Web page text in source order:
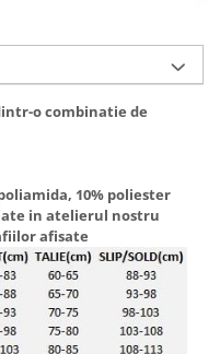
o combinatie de
10% poliester
in atelierul nostru
afisate